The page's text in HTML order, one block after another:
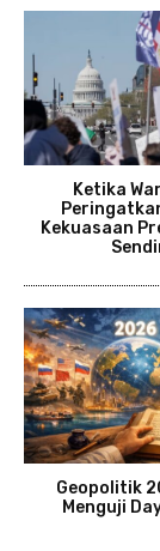
Ketika
Kekuasaan
Geopolitik
Menguji